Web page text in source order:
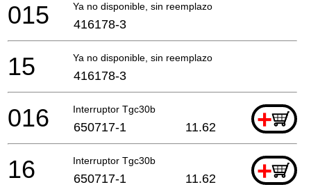
Ya no disponible, sin reemplazo
015 416178-3
Ya no disponible, sin reemplazo
15 416178-3
Interruptor Tgc30b +
016 650717-1 11.62
Interruptor Tgc30b +
16 650717-1 11.62